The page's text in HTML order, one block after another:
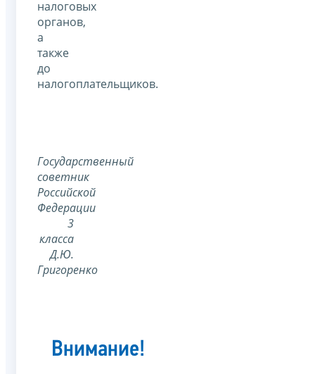
налоговых
органов,
а
также
до
налогоплательщиков.
Государственный
советник
Российской
Федерации
3
класса
Д.Ю.
Григоренко
Внимание!